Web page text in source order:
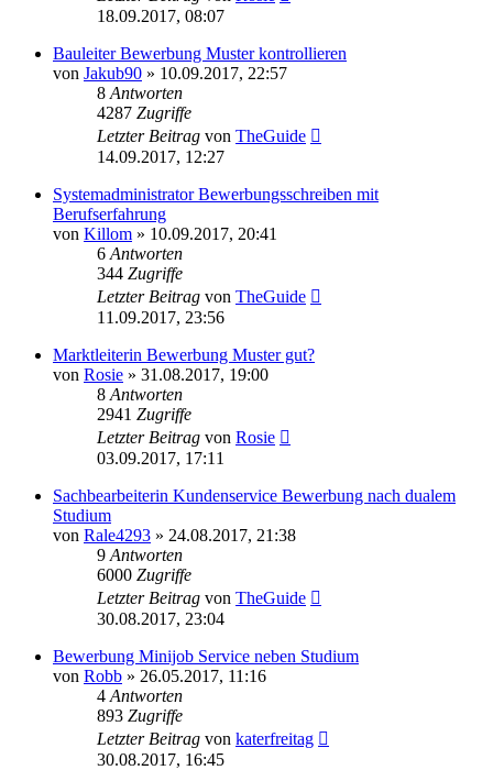
18.09.2017, 08:07
Bauleiter Bewerbung Muster kontrollieren
von Jakub90 » 10.09.2017, 22:57
8 Antworten
4287 Zugriffe
Letzter Beitrag von TheGuide
14.09.2017, 12:27
Systemadministrator Bewerbungsschreiben mit
Berufserfahrung
von Killom » 10.09.2017, 20:41
6 Antworten
344 Zugriffe
Letzter Beitrag von TheGuide
11.09.2017, 23:56
Marktleiterin Bewerbung Muster gut?
von Rosie » 31.08.2017, 19:00
8 Antworten
2941 Zugriffe
Letzter Beitrag von Rosie
03.09.2017, 17:11
Sachbearbeiterin Kundenservice Bewerbung nach dualem
Studium
von Rale4293 » 24.08.2017, 21:38
9 Antworten
6000 Zugriffe
Letzter Beitrag von TheGuide
30.08.2017, 23:04
Bewerbung Minijob Service neben Studium
von Robb » 26.05.2017, 11:16
4 Antworten
893 Zugriffe
Letzter Beitrag von katerfreitag
30.08.2017, 16:45